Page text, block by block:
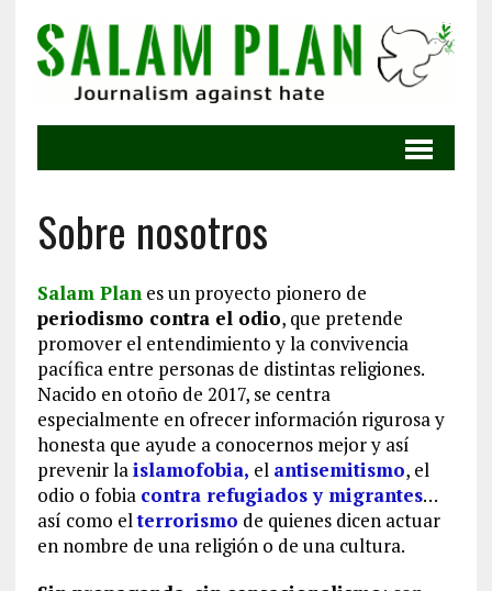
Sobre nosotros
Salam Planes un proyecto pionero de
periodismo contra el odio, que pretende
promover el entendimiento y la convivencia
pacífica entre personas de distintas religiones.
Nacido en otoño de 2017, se centra
especialmente en ofrecer información rigurosa y
honesta que ayude a conocernos mejor y así
prevenir laislamofobia, el antisemitismo, el
odio o fobia contra refugiados y migrantes…
así como elterrorismo de quienes dicen actuar
en nombre de una religión o de una cultura.